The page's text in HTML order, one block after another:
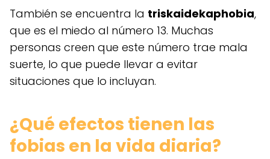
También se encuentra la triskaidekaphobia,
que es el miedo al número 13. Muchas
personas creen que este número trae mala
suerte, lo que puede llevar a evitar
situaciones que lo incluyan.
¿Qué efectos tienen las
fobias en la vida diaria?